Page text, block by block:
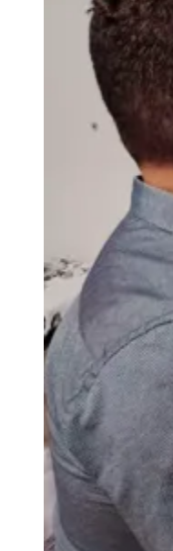
Juventude
Acompanhar jogos
Newsletter Bom Dia Barueri
Resultados das Loterias
Clima e Previsão do Tempo
Guia de
Anuncie Aqui
min
Qualifica SP
gratuitos na
Redação Jornal de Barueri
02 de maio de 2026 às 11:15